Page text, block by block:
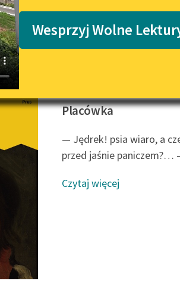
E-
Wesprzyj Wolne
Prus
Placówka
— Jędrek! psia wiaro, a
przed jaśnie paniczem?…
Czytaj więcej